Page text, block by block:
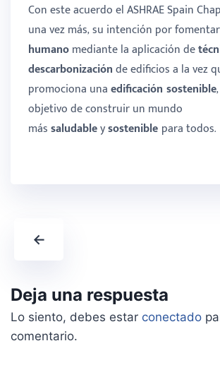
Con este acuerdo el ASHRAE Spain
una vez más, su intención por
humanomediante la aplicación de
descarbonizaciónde edificios a la vez
promociona unaedificación sostenible
objetivo de construir un mundo
mássaludableysostenible para todos.
←
Deja una respuesta
Lo siento, debes estar conectado
comentario.